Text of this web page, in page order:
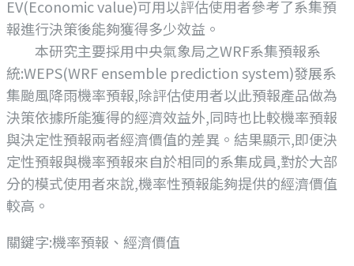
EV(Economic value)可用以評估使用者參考了系集預
報進行決策後能夠獲得多少效益。
本研究主要採用中央氣象局之WRF系集預報系
統:WEPS(WRF ensemble prediction system)發展系
集颱風降雨機率預報,除評估使用者以此預報產品做為
決策依據所能獲得的經濟效益外,同時也比較機率預報
與決定性預報兩者經濟價值的差異。結果顯示,即便決
定性預報與機率預報來自於相同的系集成員,對於大部
分的模式使用者來說,機率性預報能夠提供的經濟價值
較高。
關鍵字:機率預報、經濟價值